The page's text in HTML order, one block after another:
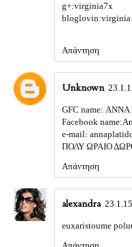
g+:virginia7x
bloglovin:virginia
Απάντηση
Unknown
GFC name:
Facebook
e-mail:
ΠΟΛΥ ΩΡΑΙΟ
Απάντηση
alexandra 23.1.15
euxaristoume